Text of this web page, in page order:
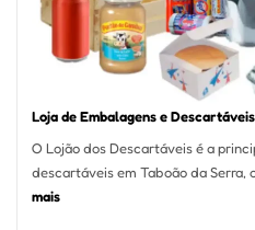
Loja de Embalagens e
O Lojão dos Descartáveis é a
descartáveis em Taboão da Serra,
mais: